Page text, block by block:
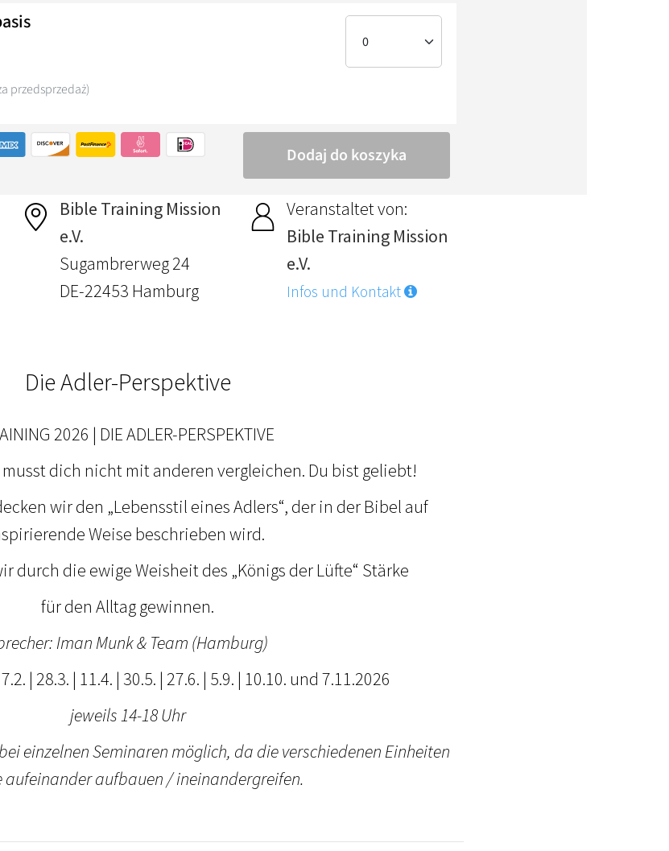
Bible Training Mission
e.V.
Sugambrerweg 24
DE-22453 Hamburg
Veranstaltet von:
Bible Training Mission
e.V.
Infos und Kontakt
Die Adler-Perspektive
2026 | DIE ADLER-PERSPEKTIVE
dich nicht mit anderen vergleichen. Du bist geliebt!
wir den „Lebensstil eines Adlers“, der in der Bibel auf
Weise beschrieben wird.
durch die ewige Weisheit des „Königs der Lüfte“ Stärke
für den Alltag gewinnen.
Iman Munk & Team (Hamburg)
7.2. | 28.3. | 11.4. | 30.5. | 27.6. | 5.9. | 10.10. und 7.11.2026
jeweils 14-18 Uhr
einzelnen Seminaren möglich, da die verschiedenen Einheiten
aufeinander aufbauen / ineinandergreifen.